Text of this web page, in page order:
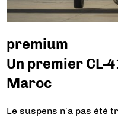
premium
Un premier CL-
Maroc
Le suspens n’a pas été